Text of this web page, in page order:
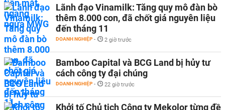
Lãnh đạo Vinamilk: Tăng quy mô đàn bò
thêm 8.000 con, đã chốt giá nguyên liệu
đến tháng 11
DOANH NGHIỆP - 2 giờ trước
Bamboo Capital và BCG Land bị hủy tư
cách công ty đại chúng
DOANH NGHIỆP - 22 giờ trước
Khởi tố Chủ tịch Công ty Mekolor từng đề